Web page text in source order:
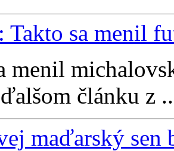
Takto sa menil
menil
článku z
maďarský sen